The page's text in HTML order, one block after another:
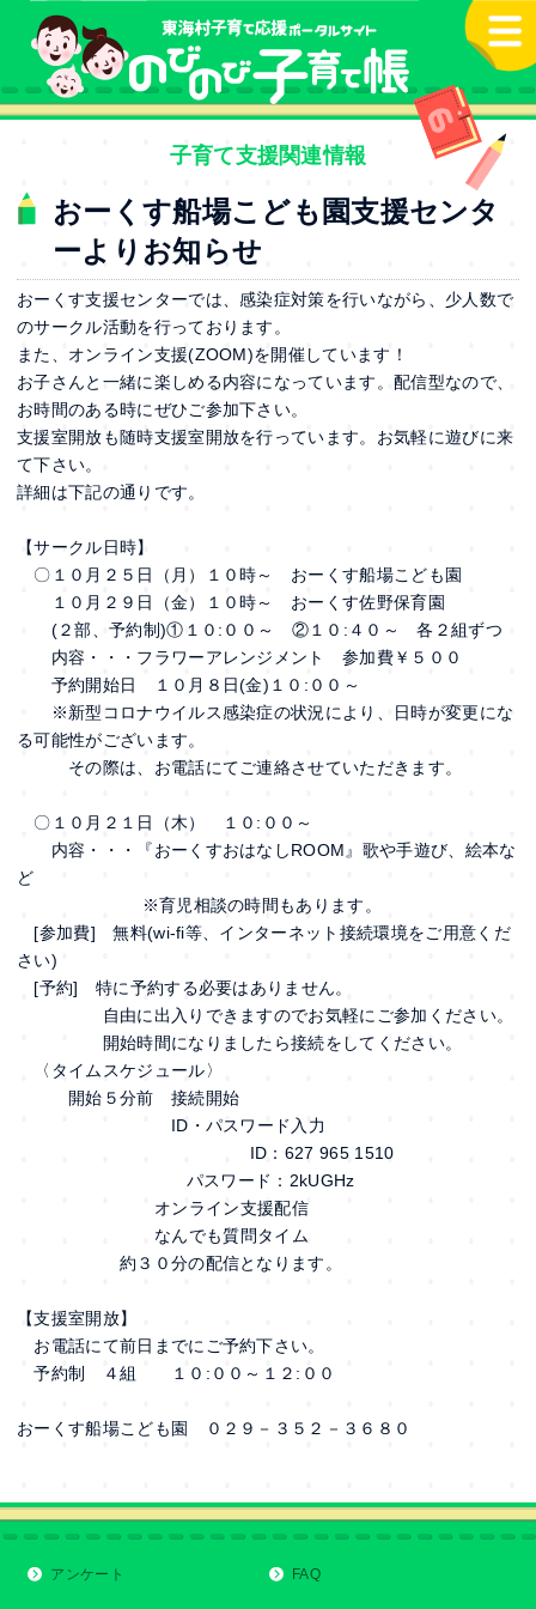
本文へ
子育て支援関連情報
おーくす船場こども園支援センタ
ーよりお知らせ
おーくす支援センターでは、感染症対策を行いながら、少人数で
のサークル活動を行っております。
また、オンライン支援(ZOOM)を開催しています！
お子さんと一緒に楽しめる内容になっています。配信型なので、
お時間のある時にぜひご参加下さい。
支援室開放も随時支援室開放を行っています。お気軽に遊びに来
て下さい。
詳細は下記の通りです。
【サークル日時】
〇１０月２５日（月）１０時～ おーくす船場こども園
１０月２９日（金）１０時～ おーくす佐野保育園
(２部、予約制)①１０:００～ ②１０:４０～ 各２組ずつ
内容・・・フラワーアレンジメント 参加費￥５００
予約開始日 １０月８日(金)１０:００～
※新型コロナウイルス感染症の状況により、日時が変更にな
る可能性がございます。
その際は、お電話にてご連絡させていただきます。
〇１０月２１日（木） １０:００～
内容・・・『おーくすおはなしROOM』歌や手遊び、絵本な
ど
※育児相談の時間もあります。
[参加費] 無料(wi-fi等、インターネット接続環境をご用意くだ
さい)
[予約] 特に予約する必要はありません。
自由に出入りできますのでお気軽にご参加ください。
開始時間になりましたら接続をしてください。
〈タイムスケジュール〉
開始５分前 接続開始
ID・パスワード入力
ID：627 965 1510
パスワード：2kUGHz
オンライン支援配信
なんでも質問タイム
約３０分の配信となります。
【支援室開放】
お電話にて前日までにご予約下さい。
予約制 ４組 １０:００～１２:００
おーくす船場こども園 ０２９－３５２－３６８０
アンケート FAQ